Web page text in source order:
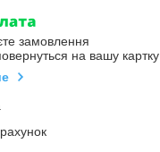
замовлення
на вашу картку